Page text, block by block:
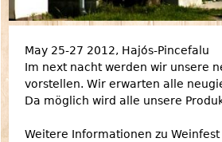
May 25-27 2012, Hajós-Pincefalu
Im next nacht werden wir unsere
vorstellen. Wir erwarten alle
Da möglich wird alle unsere
Weitere Informationen zu Weinfest